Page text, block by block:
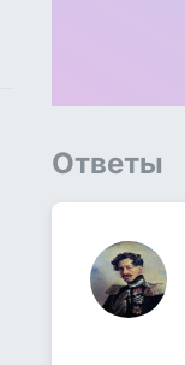
Ответы